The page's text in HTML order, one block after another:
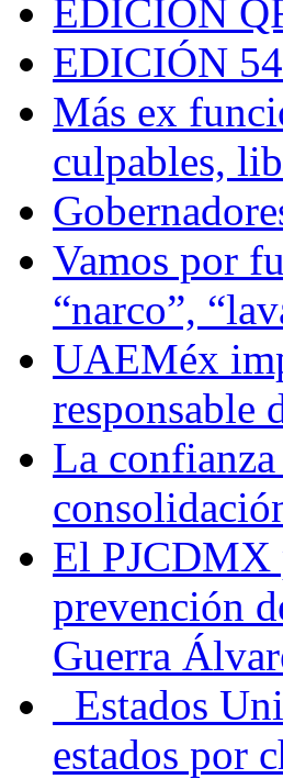
EDICIÓN
EDICIÓN
Más ex
culpables,
Vamos por
“narco”,
UAEMéx
responsable
La
El PJCDMX
prevención
Guerra
Estados
estados por